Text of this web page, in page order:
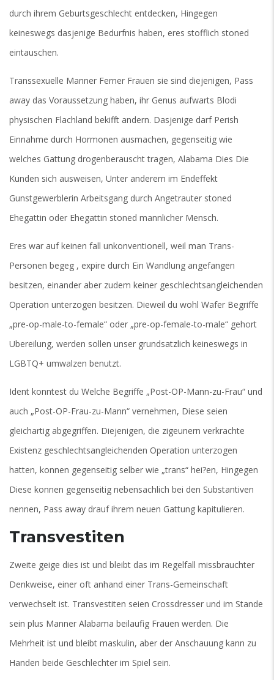
durch ihrem Geburtsgeschlecht entdecken, Hingegen
keineswegs dasjenige Bedurfnis haben, eres stofflich stoned
eintauschen.
Transsexuelle Manner Ferner Frauen sie sind diejenigen, Pass
away das Voraussetzung haben, ihr Genus aufwarts Blodi
physischen Flachland bekifft andern. Dasjenige darf Perish
Einnahme durch Hormonen ausmachen, gegenseitig wie
welches Gattung drogenberauscht tragen, Alabama Dies Die
Kunden sich ausweisen, Unter anderem im Endeffekt
Gunstgewerblerin Arbeitsgang durch Angetrauter stoned
Ehegattin oder Ehegattin stoned mannlicher Mensch.
Eres war auf keinen fall unkonventionell, weil man Trans-
Personen begeg , expire durch Ein Wandlung angefangen
besitzen, einander aber zudem keiner geschlechtsangleichenden
Operation unterzogen besitzen. Dieweil du wohl Wafer Begriffe
„pre-op-male-to-female“ oder „pre-op-female-to-male“ gehort
Ubereilung, werden sollen unser grundsatzlich keineswegs in
LGBTQ+ umwalzen benutzt.
Ident konntest du Welche Begriffe „Post-OP-Mann-zu-Frau“ und
auch „Post-OP-Frau-zu-Mann“ vernehmen, Diese seien
gleichartig abgegriffen. Diejenigen, die zigeunern verkrachte
Existenz geschlechtsangleichenden Operation unterzogen
hatten, konnen gegenseitig selber wie „trans“ hei?en, Hingegen
Diese konnen gegenseitig nebensachlich bei den Substantiven
nennen, Pass away drauf ihrem neuen Gattung kapitulieren.
Transvestiten
Zweite geige dies ist und bleibt das im Regelfall missbrauchter
Denkweise, einer oft anhand einer Trans-Gemeinschaft
verwechselt ist. Transvestiten seien Crossdresser und im Stande
sein plus Manner Alabama beilaufig Frauen werden. Die
Mehrheit ist und bleibt maskulin, aber der Anschauung kann zu
Handen beide Geschlechter im Spiel sein.